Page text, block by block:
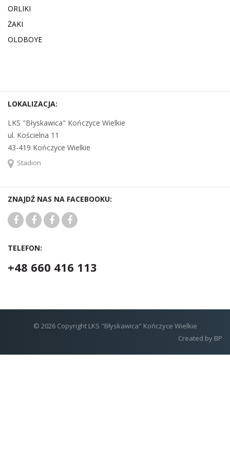
ORLIKI
ŻAKI
OLDBOYE
LOKALIZACJA:
LKS "Błyskawica" Kończyce Wielkie
ul. Kościelna 11
43-419 Kończyce Wielkie
Stadion
ZNAJDŹ NAS NA FACEBOOKU:
TELEFON:
+48 660 416 113
© 2026 Copyright LKS "Błyskawica" Kończyce Wielkie
Created by BP